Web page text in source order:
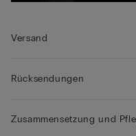
Versand
Rücksendungen
Zusammensetzung und